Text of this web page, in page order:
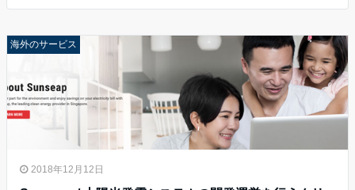
海外のサービス
2018年12月12日